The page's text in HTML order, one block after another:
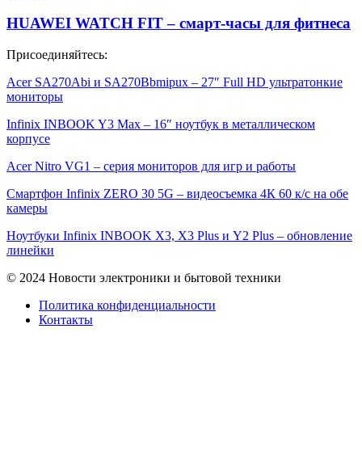
HUAWEI WATCH FIT – смарт-часы для фитнеса
Присоединяйтесь:
Acer SA270Abi и SA270Bbmipux – 27″ Full HD ультратонкие
мониторы
Infinix INBOOK Y3 Max – 16″ ноутбук в металлическом
корпусе
Acer Nitro VG1 – серия мониторов для игр и работы
Смартфон Infinix ZERO 30 5G – видеосъемка 4К 60 к/с на обе
камеры
Ноутбуки Infinix INBOOK X3, X3 Plus и Y2 Plus – обновление
линейки
© 2024 Новости электроники и бытовой техники
Политика конфиденциальности
Контакты